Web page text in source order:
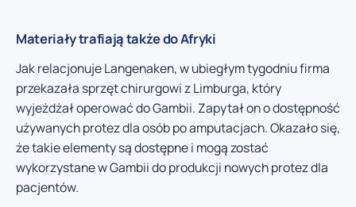
Materiały trafiają także do Afryki
Jak relacjonuje Langenaken, w ubiegłym tygodniu firma
przekazała sprzęt chirurgowi z Limburga, który
wyjeżdżał operować do Gambii. Zapytał on o dostępność
używanych protez dla osób po amputacjach. Okazało się,
że takie elementy są dostępne i mogą zostać
wykorzystane w Gambii do produkcji nowych protez dla
pacjentów.